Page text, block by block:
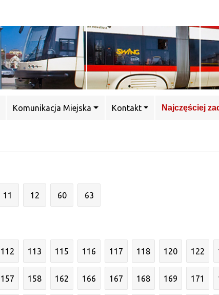
Komunikacja Miejska Kontakt Najczęściej
11 12 60 63
112 113 115 116 117 118 120 122
157 158 162 166 167 168 169 171